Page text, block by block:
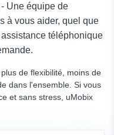
- Une équipe de
à vous aider, quel que
téléphonique
de flexibilité, moins de
dans l'ensemble. Si vous
et sans stress, uMobix